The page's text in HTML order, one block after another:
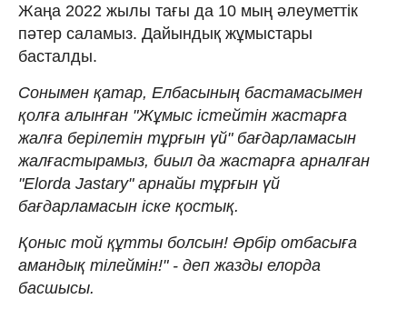
Жаңа 2022 жылы тағы да 10 мың әлеуметтік
пәтер саламыз. Дайындық жұмыстары
басталды.
Сонымен қатар, Елбасының бастамасымен
қолға алынған "Жұмыс істейтін жастарға
жалға берілетін тұрғын үй" бағдарламасын
жалғастырамыз, биыл да жастарға арналған
"Elorda Jastary" арнайы тұрғын үй
бағдарламасын іске қостық.
Қоныс той құтты болсын! Әрбір отбасыға
амандық тілеймін!" - деп жазды елорда
басшысы.